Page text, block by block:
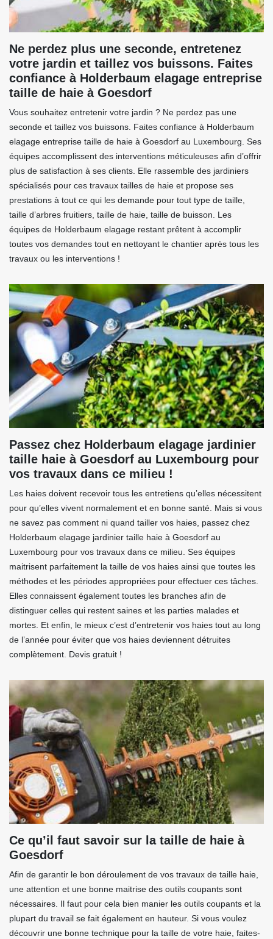
Ne perdez plus une seconde, entretenez
votre jardin et taillez vos buissons. Faites
confiance à Holderbaum elagage entreprise
taille de haie à Goesdorf
Vous souhaitez entretenir votre jardin ? Ne perdez pas une
seconde et taillez vos buissons. Faites confiance à Holderbaum
elagage entreprise taille de haie à Goesdorf au Luxembourg. Ses
équipes accomplissent des interventions méticuleuses afin d’offrir
plus de satisfaction à ses clients. Elle rassemble des jardiniers
spécialisés pour ces travaux tailles de haie et propose ses
prestations à tout ce qui les demande pour tout type de taille,
taille d’arbres fruitiers, taille de haie, taille de buisson. Les
équipes de Holderbaum elagage restant prêtent à accomplir
toutes vos demandes tout en nettoyant le chantier après tous les
travaux ou les interventions !
Passez chez Holderbaum elagage jardinier
taille haie à Goesdorf au Luxembourg pour
vos travaux dans ce milieu !
Les haies doivent recevoir tous les entretiens qu’elles nécessitent
pour qu’elles vivent normalement et en bonne santé. Mais si vous
ne savez pas comment ni quand tailler vos haies, passez chez
Holderbaum elagage jardinier taille haie à Goesdorf au
Luxembourg pour vos travaux dans ce milieu. Ses équipes
maitrisent parfaitement la taille de vos haies ainsi que toutes les
méthodes et les périodes appropriées pour effectuer ces tâches.
Elles connaissent également toutes les branches afin de
distinguer celles qui restent saines et les parties malades et
mortes. Et enfin, le mieux c’est d’entretenir vos haies tout au long
de l’année pour éviter que vos haies deviennent détruites
complètement. Devis gratuit !
Ce qu’il faut savoir sur la taille de haie à
Goesdorf
Afin de garantir le bon déroulement de vos travaux de taille haie,
une attention et une bonne maitrise des outils coupants sont
nécessaires. Il faut pour cela bien manier les outils coupants et la
plupart du travail se fait également en hauteur. Si vous voulez
découvrir une bonne technique pour la taille de votre haie, faites-